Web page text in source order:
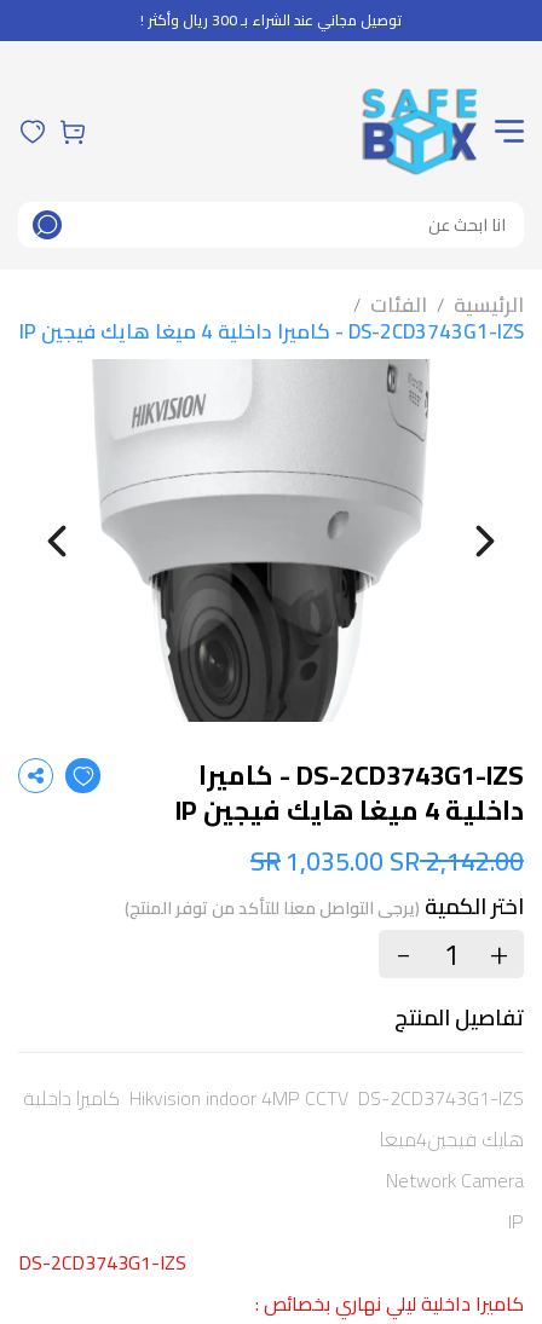
توصيل مجاني عند الشراء بـ 300 ريال وأكثر !
الرئيسية / الفئات /
DS-2CD3743G1-IZS - كاميرا داخلية 4 ميغا هايك فيجين IP
DS-2CD3743G1-IZS - كاميرا
داخلية 4 ميغا هايك فيجين IP
2,142.00 SR
1,035.00 SR
اختر الكمية (يرجى التواصل معنا للتأكد من توفر المنتج)
+
-
تفاصيل المنتج
Hikvision indoor 4MP CCTV DS-2CD3743G1-IZS كاميرا داخلية
هايك فيجين4ميغا
Network Camera
IP
DS-2CD3743G1-IZS
كاميرا داخلية ليلي نهاري بخصائص :